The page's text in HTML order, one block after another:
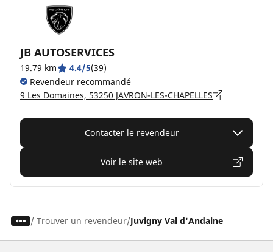
JB AUTOSERVICES
19.79 km 4.4/5(39)
Revendeur recommandé
9 Les Domaines, 53250 JAVRON-LES-CHAPELLES
Contacter le revendeur
Voir le site web
/ Trouver un revendeur Juvigny Val d'Andaine